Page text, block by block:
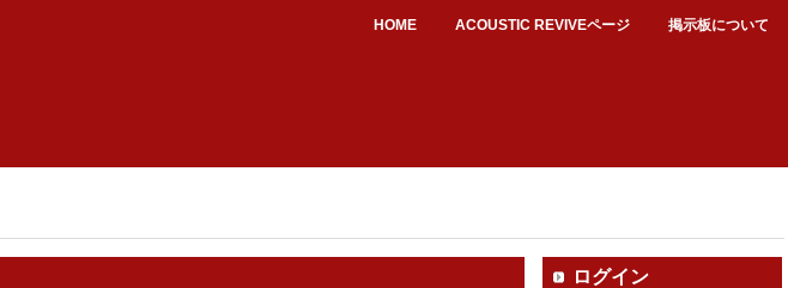
HOME ACOUSTIC REVIVEページ 掲示板について
ログイン